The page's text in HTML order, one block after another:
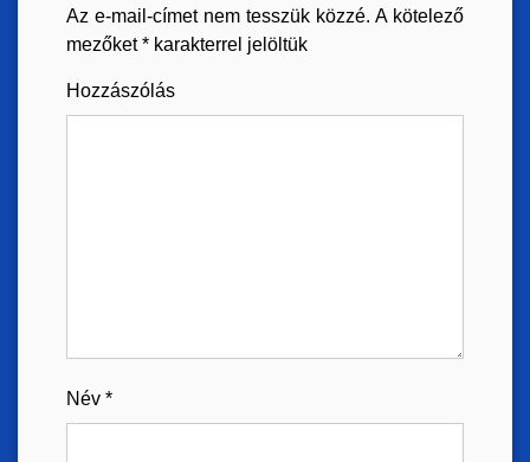
Az e-mail-címet nem tesszük közzé. A kötelező
mezőket* karakterrel jelöltük
Hozzászólás
Név *